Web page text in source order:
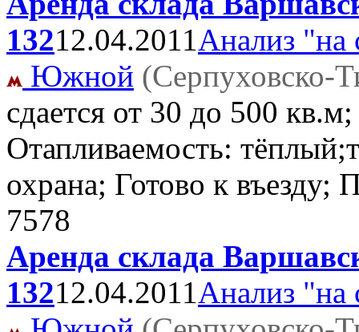
13212.04.2011Анализ "на
Южной (Серпуховско-
сдается от 30 до 500
Отапливаемость:
охрана; Готово к въезду;
7578
Аренда склада
13212.04.2011Анализ "на